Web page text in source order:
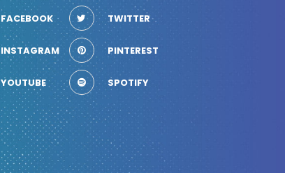
FACEBOOK TWITTER
INSTAGRAM PINTEREST
YOUTUBE SPOTIFY